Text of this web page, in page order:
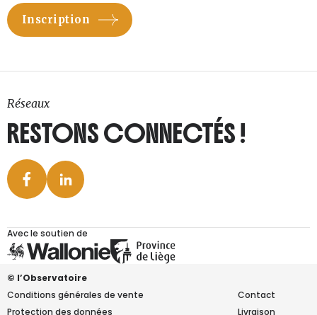
Réseaux
RESTONS CONNECTÉS !
Avec le soutien de
© l’Observatoire
Conditions générales de vente
Protection des données
Livraison
Contact